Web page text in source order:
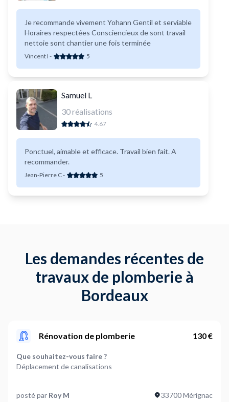
Je recommande vivement Yohann Gentil et serviable
Horaires respectées Consciencieux de sont travail
nettoie sont chantier une fois terminée
Vincent I - 5
Samuel L
30réalisations
4.67
Ponctuel, aimable et efficace. Travail bien fait. A
recommander.
Jean-Pierre C- 5
Les demandes récentes de
travaux de plomberie à
Bordeaux
Rénovation de plomberie 130 €
Que souhaitez-vous faire ?
Déplacement de canalisations
Tuyaux
posté par Roy M 33700 Mérignac